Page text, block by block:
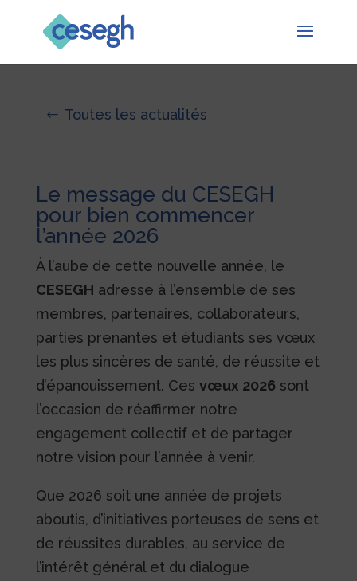
Toutes les actualités
Le message du CESEGH
pour bien commencer
l’année 2026
À l’aube de cette nouvelle année, le
CESEGH adresse à l’ensemble de ses
membres, partenaires, collaborateurs,
parties prenantes et étudiants ses vœux
les plus sincères de santé, de réussite et
d’épanouissement. Ces vœux 2026sont
l’occasion de réaffirmer notre
engagement collectif et de partager
notre vision pour l’année à venir.
Que 2026 soit une année de projets
aboutis, d’initiatives porteuses de sens et
de réussites durables, au service de
l’intérêt général et du dialogue